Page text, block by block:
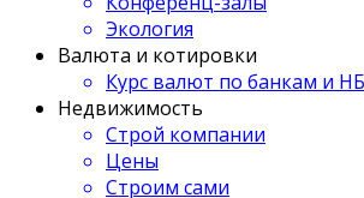
Экология
Валюта и котировки
Курс валют по банкам и
Недвижимость
Строй компании
Цены
Строим сами